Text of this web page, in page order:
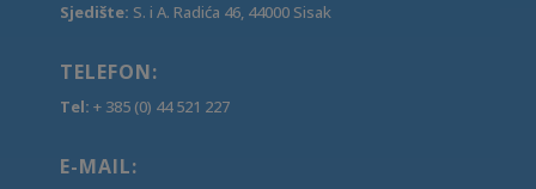
Sjedište: S. i A. Radića 46, 44000 Sisak
TELEFON:
Tel: + 385 (0) 44 521 227
E-MAIL: